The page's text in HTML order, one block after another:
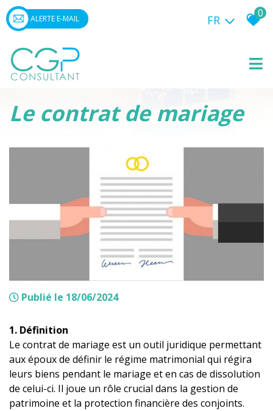
ALERTE E-MAIL FR 0
Le contrat de mariage
Publié le 18/06/2024
1. Définition
Le contrat de mariage est un outil juridique permettant
aux époux de définir le régime matrimonial qui régira
leurs biens pendant le mariage et en cas de dissolution
de celui-ci. Il joue un rôle crucial dans la gestion de
patrimoine et la protection financière des conjoints.